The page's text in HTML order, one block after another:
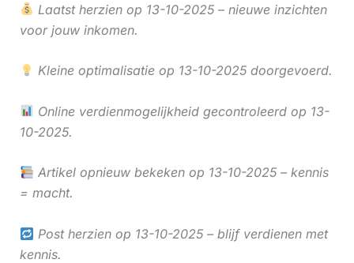
Laatst herzien op 13-10-2025 – nieuwe inzichten
voor jouw inkomen.
Kleine optimalisatie op 13-10-2025 doorgevoerd.
Online verdienmogelijkheid gecontroleerd op 13-
10-2025.
Artikel opnieuw bekeken op 13-10-2025 – kennis
= macht.
Post herzien op 13-10-2025 – blijf verdienen met
kennis.